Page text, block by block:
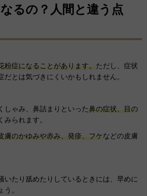
るの？人間と違う点
粉症になることがあります。ただし、症状
だとは気づきにくいかもしれません。
しゃみ、鼻詰まりといった鼻の症状、目の
みられます。
膚のかゆみや赤み、発疹、フケなどの皮膚
いたり舐めたりしているときには、早めに
。